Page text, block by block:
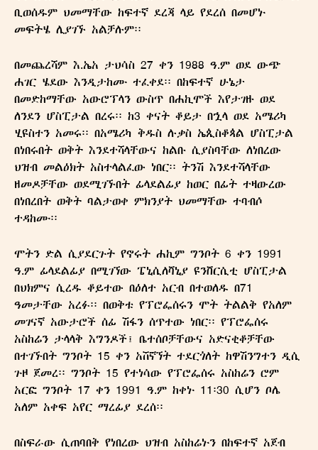
Ghion Magazine
ግዮን መጽሔት
READ OUR MAGAZINE
ቢወሰዱም ህመማቸው ከፍተኛ ደረጃ ላይ የደረሰ በመሆኑ
መፍትሄ ሊያገኙ አልቻሉም፡፡
በመጨረሻም እ.ኤአ ታህሳስ 27 ቀን 1988 ዓ.ም ወደ ውጭ
ሐገር ሄደው እንዲታከሙ ተፈቀደ፡፡ በከፍተኛ ሁኔታ
በመድከማቸው አውሮፕላን ውስጥ በሐኪሞች እየታገዙ ወደ
ለንደን ሆስፒታል በረሩ፡፡ ከ3 ቀናት ቆይታ በኋላ ወደ አሜሪካ
ሂዩስተን አመሩ፡፡ በአሜሪካ ቅዱስ ሉቃስ ኤጲስቆጳል ሆስፒታል
በነበሩበት ወቅት እንደተሻላቸውና ከልቡ ሲያስባቸው ለነበረው
ህዝብ መልዕክት አስተላልፈው ነበር፡፡ ትንሽ እንደተሻላቸው
ዘመዶቻቸው ወደሚገኙበት ፊላደልፊያ ከወር በፊት ተዛውረው
በነበረበት ወቅት ባልታወቀ ምክንያት ህመማቸው ተባብሶ
ተዳከሙ፡፡
ሞትን ድል ሲያደርጉት የኖሩት ሐኪም ግንቦት 6 ቀን 1991
ዓ.ም ፊላደልፊያ በሚገኘው ፔኒሲለቫኒያ ዩንቨርሲቲ ሆስፒታል
በህክምና ሲረዱ ቆይተው በዕለተ አርብ በተወለዱ በ71
ዓመታቸው አረፉ፡፡ በወቅቱ የፕሮፌሰሩን ሞት ትልልቅ የአለም
መገናኛ አውታሮች ሰፊ ሽፋን ሰጥተው ነበር፡፡ የፕሮፌሰሩ
አስከሬን ታላላቅ እግንዶች፤ ቤተሰቦቻቸውና አድናቂቆቻቸው
በተገኙበት ግንቦት 15 ቀን አሸኛኘት ተደርጎለት ከዋሽንግተን ዲሲ
ጉዞ ጀመረ፡፡ ግንቦት 15 የተነሳው የፕሮፌሰሩ አስከሬን ሮም
አርፎ ግንቦት 17 ቀን 1991 ዓ.ም ከቀኑ 11፡30 ሲሆን ቦሌ
አለም አቀፍ አየር ማረፊያ ደረሰ፡፡
በስፍራው ሲጠባበቅ የነበረው ህዝብ አስከሬኑን በከፍተኛ አጀብ